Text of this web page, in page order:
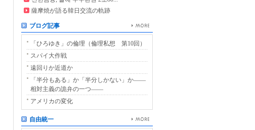
薩摩焼が語る韓日交流の軌跡
ブログ記事
「ひろゆき」の倫理（倫理私想 第10回）
スパイ大作戦
遠回りか近道か
「半分もある」か「半分しかない」か――
相対主義の詭弁の一つ――
アメリカの変化
自由統一